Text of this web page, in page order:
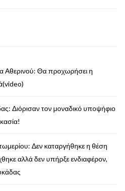
Αθερινού: Θα προχωρήσει η
Διόρισαν τον μοναδικό υποψήφιο
Δεν καταργήθηκε η θέση
αλλά δεν υπήρξε ενδιαφέρον,